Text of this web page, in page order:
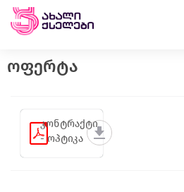
ოფერტა
კონტრაქტი
- ოპტიკა